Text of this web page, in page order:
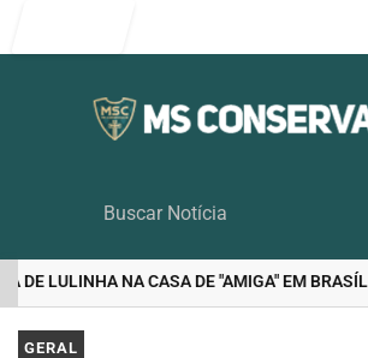
LULINHA NA CASA DE "AMIGA" EM BRASÍLIA
EM ALTA
GERAL